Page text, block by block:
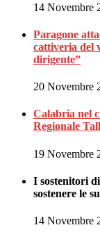
14 Novembre
Paragone
cattiveria del
dirigente”
20 Novembre
Calabria nel
Regionale
19 Novembre
I sostenitori
sostenere le
14 Novembre